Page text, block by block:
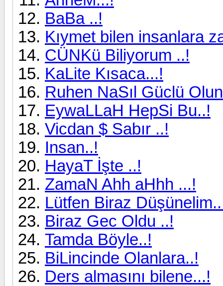
BaBa ..!
Kıymet bilen insanlara
CÜNKü Biliyorum ..!
KaLite Kısaca...!
Ruhen NaSıl Güclü
EywaLLaH HepSi Bu..!
Vicdan $ Sabır ..!
Insan..!
HayaT İşte ..!
ZamaN Ahh aHhh ...!
Lütfen Biraz
Biraz Gec Oldu ..!
Tamda Böyle..!
BiLincinde Olanlara..!
Ders almasını bilene...!